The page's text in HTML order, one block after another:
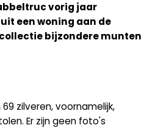
vorig jaar
een woning aan de
bijzondere munten
zilveren, voornamelijk,
Er zijn geen foto's